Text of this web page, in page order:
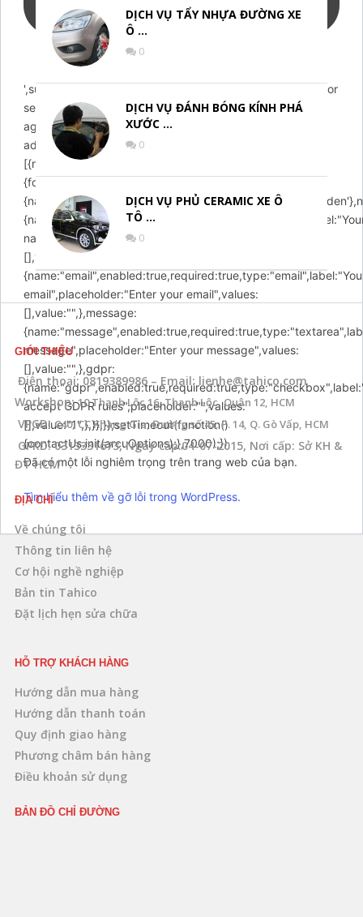
DỊCH VỤ TẨY NHỰA ĐƯỜNG XE
Ô …
0
DỊCH VỤ ĐÁNH BÓNG KÍNH PHÁ
XƯỚC …
0
DỊCH VỤ PHỦ CERAMIC XE Ô
TÔ …
0
GIỚI THIỆU
Điện thoại: 0819389986 – Email: lienhe@tahico.com
Workshop:10 Thạnh Lộc 16, Thạnh Lộc, Quận 12, HCM
VPGD:C40, CC Khang Gia, Đường số 45, P. 14, Q. Gò Vấp, HCM
GPKD: 0313331673, Ngày cấp:04-07-2015, Nơi cấp: Sở KH &
ĐT HCM
ĐỊA CHỈ
Về chúng tôi
Thông tin liên hệ
Cơ hội nghề nghiệp
Bản tin Tahico
Đặt lịch hẹn sửa chữa
HỖ TRỢ KHÁCH HÀNG
Hướng dẫn mua hàng
Hướng dẫn thanh toán
Quy định giao hàng
Phương châm bán hàng
Điều khoản sử dụng
BẢN ĐỒ CHỈ ĐƯỜNG
',success:"Email sent! We will contact you soon.",error:"Error
sending email! Please try
again!",action:'https://chamsocxekhanggia.com/wp-
admin/admin-ajax.php',buttons:
[{name:"submit",label:"Submit",type:"submit",},],fields:
{formId:{name:'formId',value:'email',type:'hidden'},action:
name",placeholder:"Enter your name",values:
[],value:"",},email:
email",placeholder:"Enter your email",values:
[],value:"",},message:
message",placeholder:"Enter your message",values:
[],value:"",},gdpr:
accept GDPR rules",placeholder:"",values:
[],value:"1",},}},}};setTimeout(function()
{contactUs.init(arcuOptions);},7000);})
Đã có một lỗi nghiêm trọng trên trang web của bạn.
Tìm hiểu thêm về gỡ lỗi trong WordPress.